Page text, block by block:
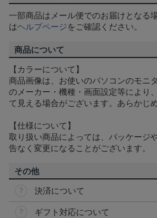
一部商品はメール便でのお届けとなる
はヘルプページをご確認ください。
商品について
【カラーについて】
商品画像は、お使いのパソコンのモニ
のメーカー・機種・画面設定等により
て見える場合がございます。あらかじ
【仕様について】
取り扱い商品によっては、パッケージ
告なく変更になることがございます。
その他
決済について
ギフト対応について